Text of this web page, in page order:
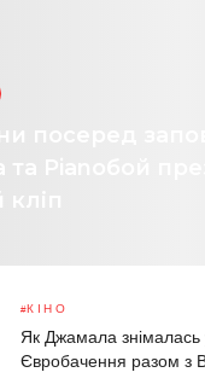
посеред
Pianoбой
КІНО
Як Джамала знімалась
Євробачення разом з